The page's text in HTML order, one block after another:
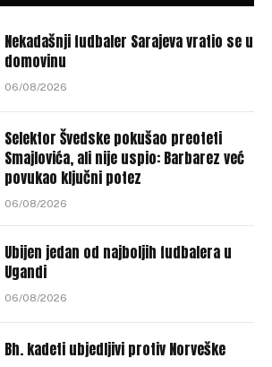
Nekadašnji fudbaler Sarajeva vratio se u
domovinu
06/08/2026
Selektor Švedske pokušao preoteti
Smajlovića, ali nije uspio: Barbarez već
povukao ključni potez
06/08/2026
Ubijen jedan od najboljih fudbalera u
Ugandi
06/08/2026
Bh. kadeti ubjedljivi protiv Norveške